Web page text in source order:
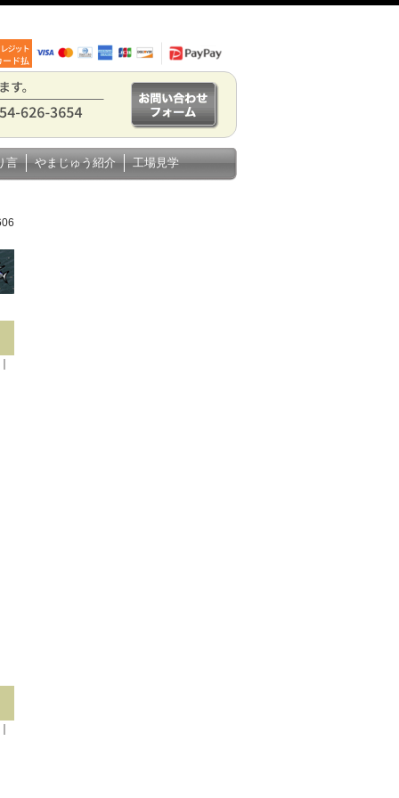
言 やまじゅう紹介 工場見学